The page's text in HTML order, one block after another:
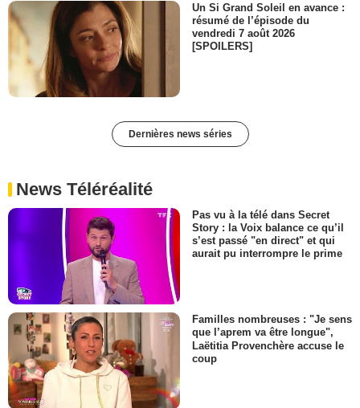
Un Si Grand Soleil en avance :
résumé de l’épisode du
vendredi 7 août 2026
[SPOILERS]
Dernières news séries
News Téléréalité
Pas vu à la télé dans Secret
Story : la Voix balance ce qu’il
s’est passé "en direct" et qui
aurait pu interrompre le prime
Familles nombreuses : "Je sens
que l’aprem va être longue",
Laëtitia Provenchère accuse le
coup